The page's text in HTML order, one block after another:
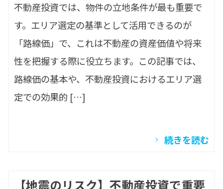
不動産投資では、物件の立地条件が最も重要で
す。エリア選定の基準として活用できるのが
「路線価」で、これは不動産の資産価値や将来
性を把握する際に役立ちます。この記事では、
路線価の基本や、不動産投資におけるエリア選
定での効果的 […]
続きを読む
【地震のリスク】不動産投資で重要